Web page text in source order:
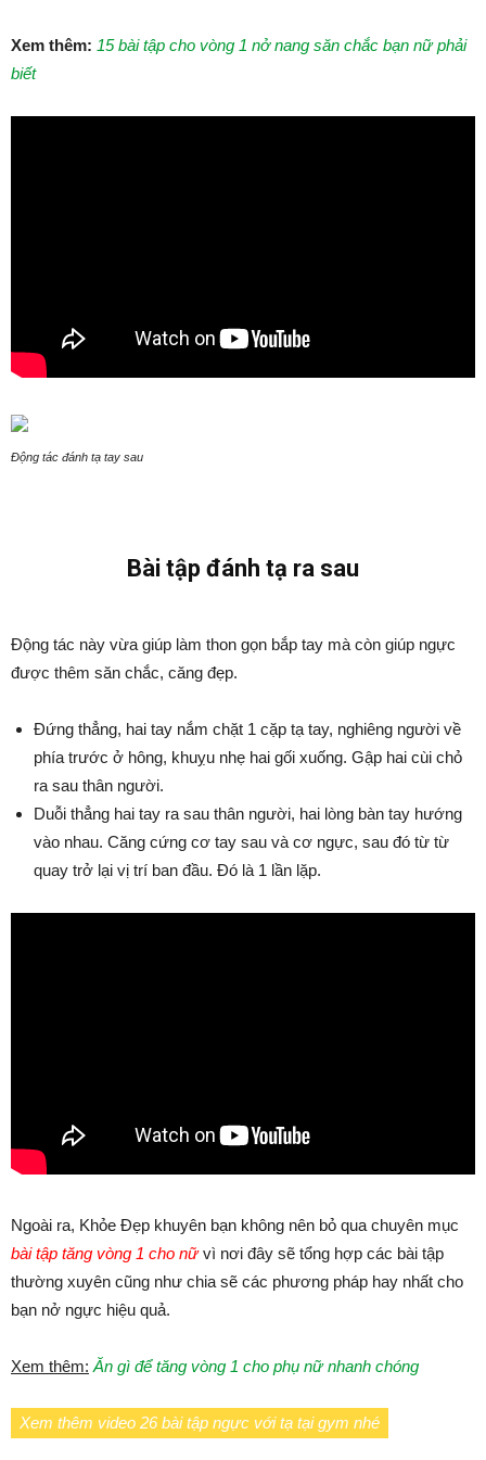
Xem thêm: 15 bài tập cho vòng 1 nở nang săn chắc bạn nữ phải
biết
Động tác đánh tạ tay sau
Bài tập đánh tạ ra sau
Động tác này vừa giúp làm thon gọn bắp tay mà còn giúp ngực
được thêm săn chắc, căng đẹp.
Đứng thẳng, hai tay nắm chặt 1 cặp tạ tay, nghiêng người về
phía trước ở hông, khuỵu nhẹ hai gối xuống. Gập hai cùi chỏ
ra sau thân người.
Duỗi thẳng hai tay ra sau thân người, hai lòng bàn tay hướng
vào nhau. Căng cứng cơ tay sau và cơ ngực, sau đó từ từ
quay trở lại vị trí ban đầu. Đó là 1 lần lặp.
Ngoài ra, Khỏe Đẹp khuyên bạn không nên bỏ qua chuyên mục
bài tập tăng vòng 1 cho nữvì nơi đây sẽ tổng hợp các bài tập
thường xuyên cũng như chia sẽ các phương pháp hay nhất cho
bạn nở ngực hiệu quả.
Xem thêm: Ăn gì để tăng vòng 1 cho phụ nữ nhanh chóng
Xem thêm video 26 bài tập ngực với tạ tại gym nhé